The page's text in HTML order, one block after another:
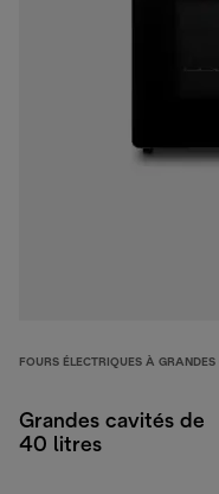
FOURS ÉLECTRIQUES À
Grandes cavités de
40 litres